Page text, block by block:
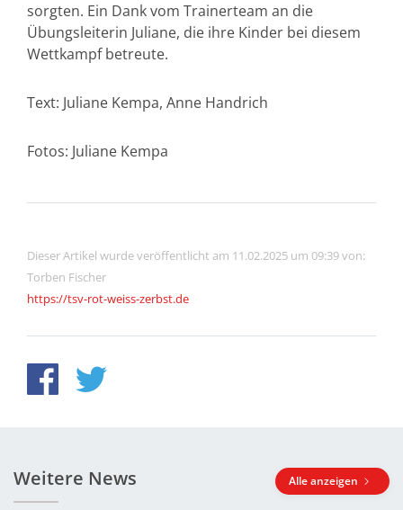
sorgten. Ein Dank vom Trainerteam an die
Übungsleiterin Juliane, die ihre Kinder bei diesem
Wettkampf betreute.
Text: Juliane Kempa, Anne Handrich
Fotos: Juliane Kempa
Dieser Artikel wurde veröffentlicht am 11.02.2025 um 09:39 von:
Torben Fischer
https://tsv-rot-weiss-zerbst.de
Weitere News Alle anzeigen